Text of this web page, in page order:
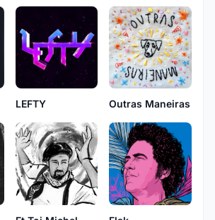
LEFTY Outras Maneiras